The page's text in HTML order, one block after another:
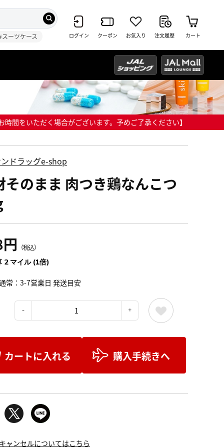
スーツケース ログイン クーポン お気入り 注文履歴 カート
間をいただく場合がございます。予めご了承ください】
ドラッグe-shop
そのまま 肉つき鶏なんこつ
（税込）
2 マイル (1倍)
常：3-7営業日 発送目安
カートに入れる 購入手続きへ
ャンセルについてはこちら